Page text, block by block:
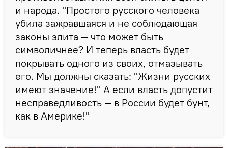
и народа. "Простого русского человека
убила зажравшаяся и не соблюдающая
законы элита — что может быть
символичнее? И теперь власть будет
покрывать одного из своих, отмазывать
его. Мы должны сказать: "Жизни русских
имеют значение!" А если власть допустит
несправедливость — в России будет бунт,
как в Америке!"